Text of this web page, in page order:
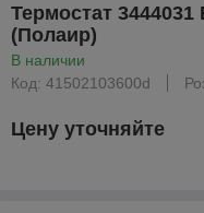
Термостат 3444031
(Полаир)
В наличии
Код: 41502103600d
Цену уточняйте